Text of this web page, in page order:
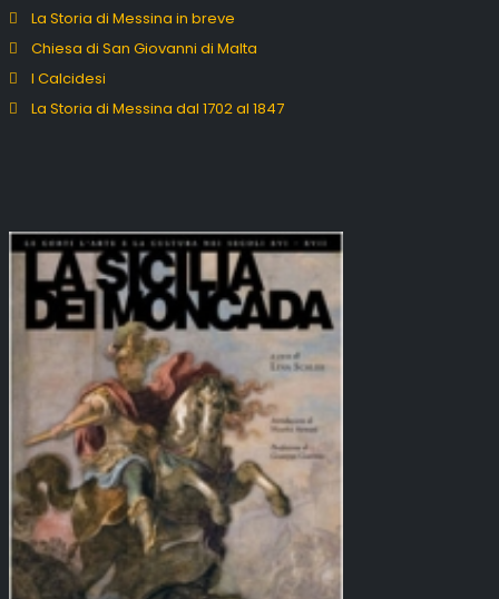
La Storia di Messina in breve
Chiesa di San Giovanni di Malta
I Calcidesi
La Storia di Messina dal 1702 al 1847